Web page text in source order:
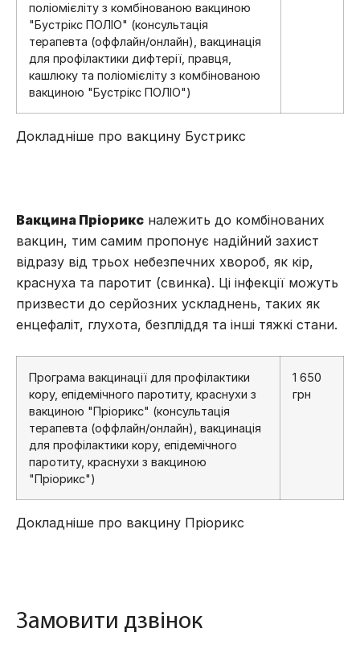
поліомієліту з комбінованою вакциною
"Бустрікс ПОЛІО" (консультація
терапевта (оффлайн/онлайн), вакцинація
для профілактики дифтерії, правця,
кашлюку та поліомієліту з комбінованою
вакциною "Бустрікс ПОЛІО")
Докладніше про вакцину Бустрикс
Вакцина Пріорикс належить до комбінованих
вакцин, тим самим пропонує надійний захист
відразу від трьох небезпечних хвороб, як кір,
краснуха та паротит (свинка). Ці інфекції можуть
призвести до серйозних ускладнень, таких як
енцефаліт, глухота, безпліддя та інші тяжкі стани.
Програма вакцинації для профілактики
кору, епідемічного паротиту, краснухи з
вакциною "Пріорикс" (консультація
терапевта (оффлайн/онлайн), вакцинація
для профілактики кору, епідемічного
паротиту, краснухи з вакциною
"Пріорикс")
1 650
грн
Докладніше про вакцину Пріорикс
Замовити дзвінок